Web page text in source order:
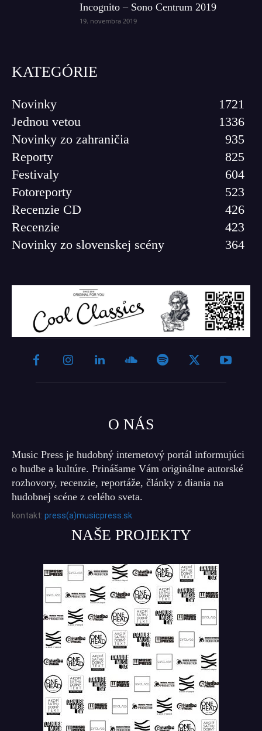
Incognito – Sono Centrum 2019
19. novembra 2019
KATEGÓRIE
Novinky
1721
Jednou vetou
1336
Novinky zo zahraničia
935
Reporty
825
Festivaly
604
Fotoreporty
523
Recenzie CD
426
Recenzie
423
Novinky zo slovenskej scény
364
O NÁS
Music Press je hudobný internetový portál informujúci
o hudbe a kultúre. Prinášame Vám originálne autorské
rozhovory, recenzie, reportáže, články z diania na
hudobnej scéne z celého sveta.
kontakt: press(a)musicpress.sk
NAŠE PROJEKTY